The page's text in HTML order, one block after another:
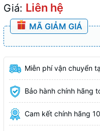
Giá: Liên hệ
MÃ GIẢM GIÁ
Miễn phí vận chuyển
Bảo hành chính hãng
Cam kết chính hãng